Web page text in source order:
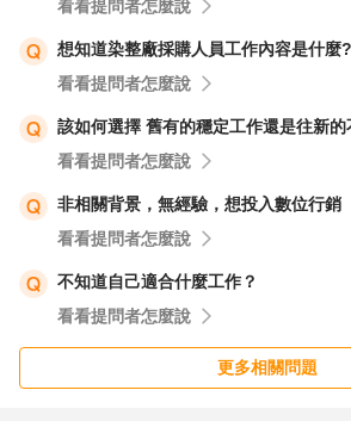
以上建議希望對您有些助益，同時祝福
看看提問者怎麼說
想知道染整廠採購人員工作內容是什麼?
看看提問者怎麼說
該如何選擇 舊有的穩定工作還是往新
看看提問者怎麼說
非相關背景，無經驗，想投入數位行銷
看看提問者怎麼說
不知道自己適合什麼工作？
看看提問者怎麼說
更多相關問題